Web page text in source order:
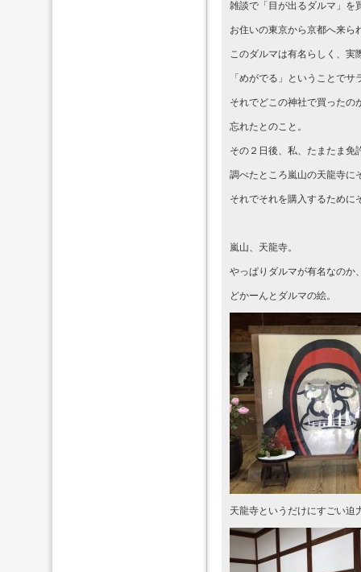
雑談で「目が出るダルマ」を
お住いの東京から京都へ来ら
このダルマは有名らしく、実
「めがでる」ということで
それでどこの神社で買ったの
忘れたとのこと。
その２日後、私、たまたま免
調べたところ嵐山の天龍寺に
それでそれを購入するために
嵐山、天龍寺。
やっぱりダルマが有名なのか
どかーんとダルマの絵。
天龍寺というだけにすごい迫